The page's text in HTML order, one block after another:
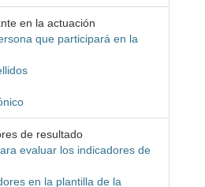
en la actuación
que participará en la
de resultado
evaluar los indicadores de
en la plantilla de la